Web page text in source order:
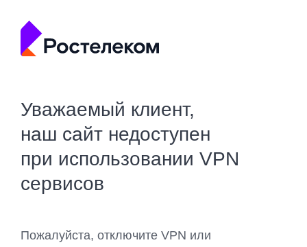
Уважаемый клиент,
наш сайт недоступен
при использовании VPN
сервисов
Пожалуйста, отключите VPN или